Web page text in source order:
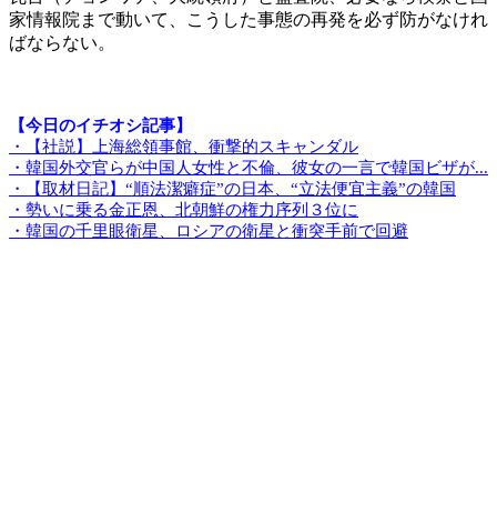
家情報院まで動いて、こうした事態の再発を必ず防がなけれ
ばならない。
【今日のイチオシ記事】
・【社説】上海総領事館、衝撃的スキャンダル
・韓国外交官らが中国人女性と不倫、彼女の一言で韓国ビザが...
・【取材日記】“順法潔癖症”の日本、“立法便宜主義”の韓国
・勢いに乗る金正恩、北朝鮮の権力序列３位に
・韓国の千里眼衛星、ロシアの衛星と衝突手前で回避